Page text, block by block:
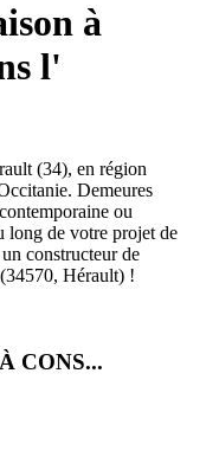
à
l'
(34), en région
Demeures
ou
long de votre projet de
constructeur de
Hérault) !
CONS...